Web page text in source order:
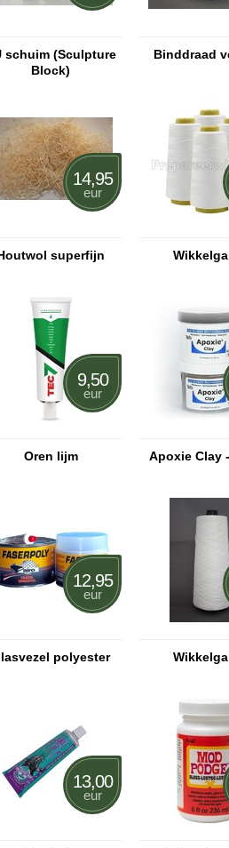
schuim (Sculpture
Block)
Binddraad
14,95
eur
superfijn
9,50
eur
Oren lijm Apoxie Clay
12,95
eur
polyester
13,00
eur